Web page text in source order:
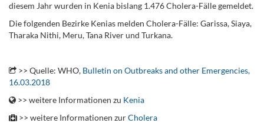
diesem Jahr wurden in Kenia bislang 1.476 Cholera-Fälle gemeldet.
Die folgenden Bezirke Kenias melden Cholera-Fälle: Garissa, Siaya,
Tharaka Nithi, Meru, Tana River und Turkana.
>> Quelle: WHO, Bulletin on Outbreaks and other Emergencies,
16.03.2018
>> weitere Informationen zu Kenia
>> weitere Informationen zurCholera